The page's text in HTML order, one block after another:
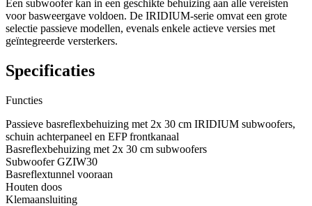
Een subwoofer kan in een geschikte behuizing aan alle vereisten
voor basweergave voldoen. De IRIDIUM-serie omvat een grote
selectie passieve modellen, evenals enkele actieve versies met
geïntegreerde versterkers.
Specificaties
Functies
Passieve basreflexbehuizing met 2x 30 cm IRIDIUM subwoofers,
schuin achterpaneel en EFP frontkanaal
Basreflexbehuizing met 2x 30 cm subwoofers
Subwoofer GZIW30
Basreflextunnel vooraan
Houten doos
Klemaansluiting